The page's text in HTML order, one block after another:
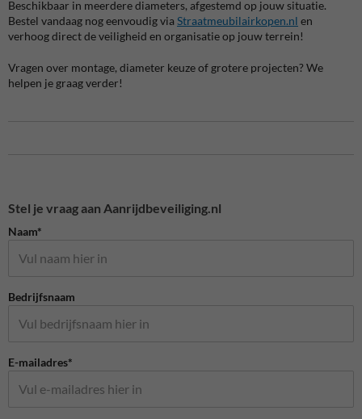
Beschikbaar in meerdere diameters, afgestemd op jouw situatie.
Bestel vandaag nog eenvoudig via Straatmeubilairkopen.nl en
verhoog direct de veiligheid en organisatie op jouw terrein!
Vragen over montage, diameter keuze of grotere projecten? We
helpen je graag verder!
Stel je vraag aan Aanrijdbeveiliging.nl
Naam*
Bedrijfsnaam
E-mailadres*